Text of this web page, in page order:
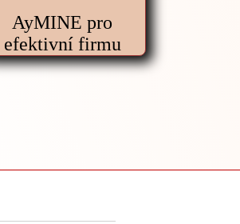
AyMINE pro
efektivní firmu